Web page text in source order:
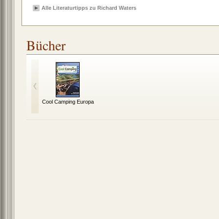
Alle Literaturtipps zu Richard Waters
Bücher
Cool Camping Europa